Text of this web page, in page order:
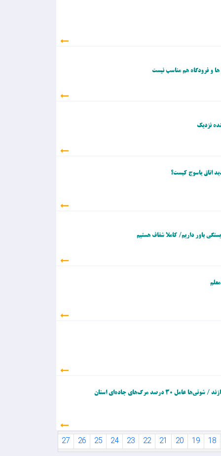
ها و فرودگاه هم مناسب نیست
نزدیک
باور داریم/ کاملا شفاف هستیم
مرگ‌های جاده‌ای استان
18
19
20
21
22
23
24
25
26
27